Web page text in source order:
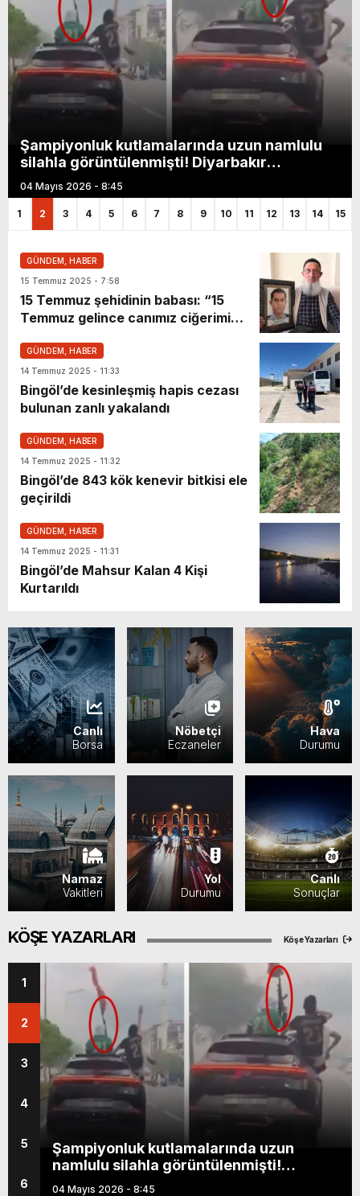
Şampiyonluk kutlamalarında uzun namlulu
silahla görüntülenmişti! Diyarbakır
Valiliği’nden açıklama
04 Mayıs 2026 - 8:45
1 2 3 4 5 6 7 8 9 10 11 12 13 14 15
GÜNDEM, HABER
15 Temmuz 2025 - 7:58
15 Temmuz şehidinin babası: “15
Temmuz gelince canımız ciğerimiz
GÜNDEM, HABER
14 Temmuz 2025 - 11:33
Bingöl’de kesinleşmiş hapis cezası
bulunan zanlı yakalandı
GÜNDEM, HABER
14 Temmuz 2025 - 11:32
Bingöl’de 843 kök kenevir bitkisi ele
geçirildi
GÜNDEM, HABER
14 Temmuz 2025 - 11:31
Bingöl’de Mahsur Kalan 4 Kişi
Kurtarıldı
Canlı
Borsa
Nöbetçi
Eczaneler
Hava
Durumu
Namaz
Vakitleri
Yol
Durumu
Canlı
Sonuçlar
KÖŞE YAZARLARI Köşe Yazarları
1
2
3
4
5
6
Şampiyonluk kutlamalarında uzun
namlulu silahla görüntülenmişti!
Diyarbakır Valiliği’nden açıklama
04 Mayıs 2026 - 8:45